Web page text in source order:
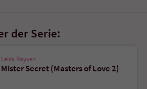
der Serie:
Leisa Rayven
Mister Secret (Masters of Love 2)